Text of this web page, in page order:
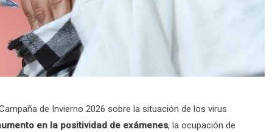
de Invierno 2026 sobre la situación de los virus
en la positividad de exámenes, la ocupación de